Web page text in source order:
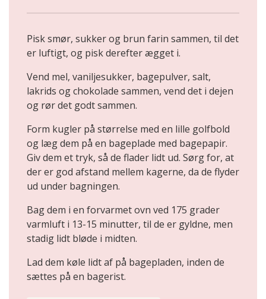
Pisk smør, sukker og brun farin sammen, til det
er luftigt, og pisk derefter ægget i.
Vend mel, vaniljesukker, bagepulver, salt,
lakrids og chokolade sammen, vend det i dejen
og rør det godt sammen.
Form kugler på størrelse med en lille golfbold
og læg dem på en bageplade med bagepapir.
Giv dem et tryk, så de flader lidt ud. Sørg for, at
der er god afstand mellem kagerne, da de flyder
ud under bagningen.
Bag dem i en forvarmet ovn ved 175 grader
varmluft i 13-15 minutter, til de er gyldne, men
stadig lidt bløde i midten.
Lad dem køle lidt af på bagepladen, inden de
sættes på en bagerist.